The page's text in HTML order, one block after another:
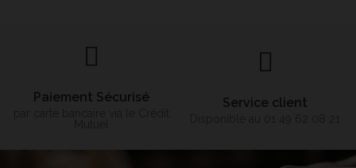
Paiement Sécurisé Service client